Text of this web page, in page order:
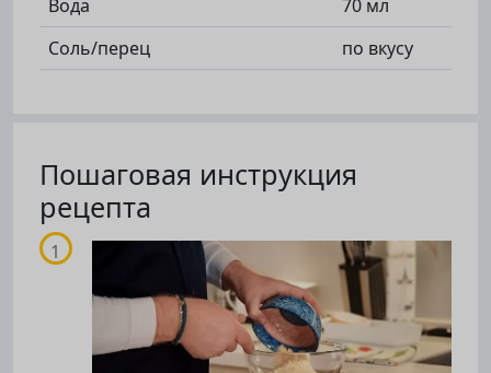
Вода
70 мл
Соль/перец
по вкусу
Пошаговая инструкция
рецепта